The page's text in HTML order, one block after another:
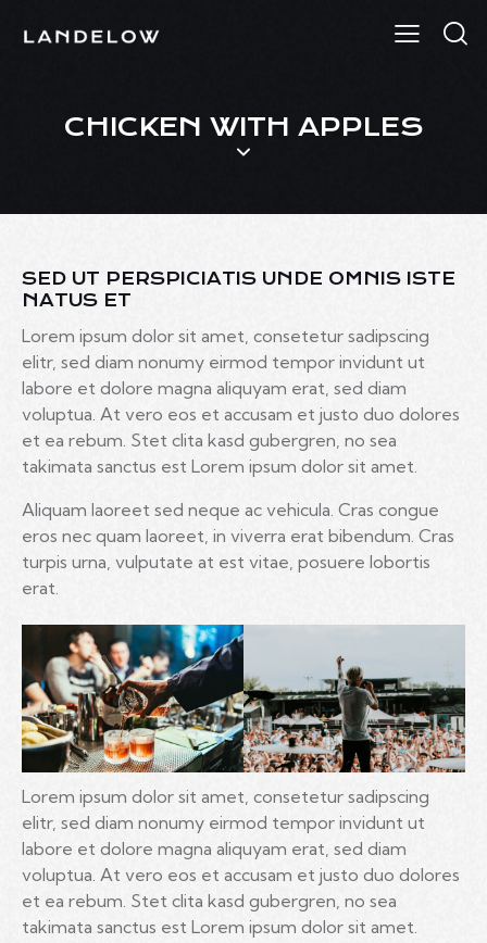
CHICKEN WITH APPLES
SED UT PERSPICIATIS UNDE OMNIS ISTE
NATUS ET
Lorem ipsum dolor sit amet, consetetur sadipscing
elitr, sed diam nonumy eirmod tempor invidunt ut
labore et dolore magna aliquyam erat, sed diam
voluptua. At vero eos et accusam et justo duo dolores
et ea rebum. Stet clita kasd gubergren, no sea
takimata sanctus est Lorem ipsum dolor sit amet.
Aliquam laoreet sed neque ac vehicula. Cras congue
eros nec quam laoreet, in viverra erat bibendum. Cras
turpis urna, vulputate at est vitae, posuere lobortis
erat.
Lorem ipsum dolor sit amet, consetetur sadipscing
elitr, sed diam nonumy eirmod tempor invidunt ut
labore et dolore magna aliquyam erat, sed diam
voluptua. At vero eos et accusam et justo duo dolores
et ea rebum. Stet clita kasd gubergren, no sea
takimata sanctus est Lorem ipsum dolor sit amet.